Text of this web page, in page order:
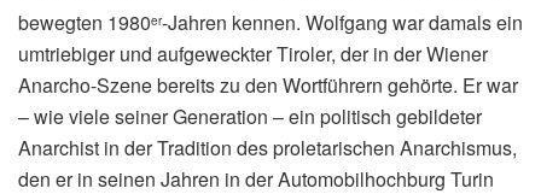
bewegten 1980er-Jahren kennen. Wolfgang war damals ein
umtriebiger und aufgeweckter Tiroler, der in der Wiener
Anarcho-Szene bereits zu den Wortführern gehörte. Er war
– wie viele seiner Generation – ein politisch gebildeter
Anarchist in der Tradition des proletarischen Anarchismus,
den er in seinen Jahren in der Automobilhochburg Turin